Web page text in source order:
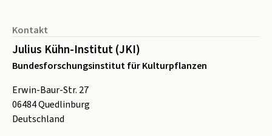
Kontakt
Julius Kühn-Institut (JKI)
Bundesforschungsinstitut für Kulturpflanzen
Erwin-Baur-Str. 27
06484Quedlinburg
Deutschland